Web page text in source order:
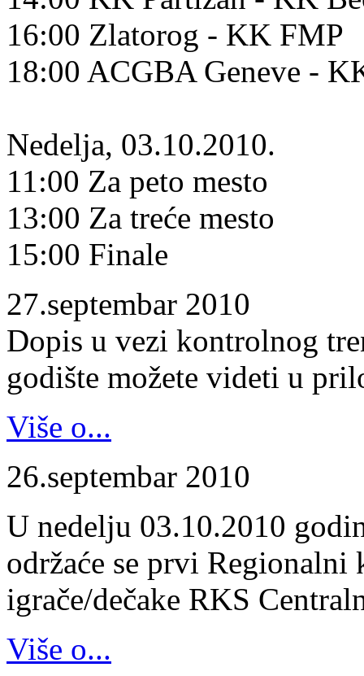
16:00 Zlatorog - KK FMP
18:00 ACGBA Geneve -
Nedelja, 03.10.2010.
11:00 Za peto mesto
13:00 Za treće mesto
15:00 Finale
27.septembar 2010
Dopis u vezi kontrolnog
godište možete videti u
Više o...
26.septembar 2010
U nedelju 03.10.2010
održaće se prvi
igrače/dečake RKS
Više o...